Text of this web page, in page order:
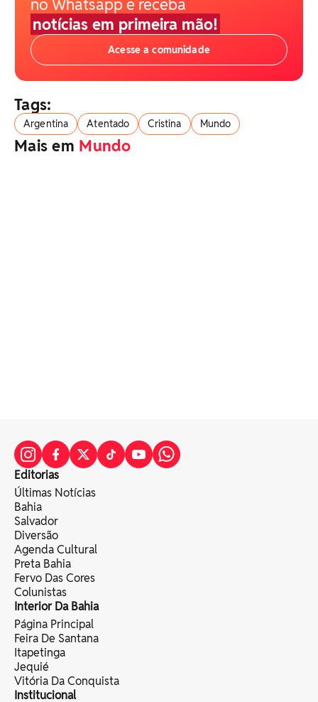
no Whatsapp e receba
notícias em primeira mão!
Acesse a comunidade
Tags:
Argentina Atentado Cristina Mundo
Mais em Mundo
Editorias
Últimas Notícias
Bahia
Salvador
Diversão
Agenda Cultural
Preta Bahia
Fervo Das Cores
Colunistas
Interior Da Bahia
Página Principal
Feira De Santana
Itapetinga
Jequié
Vitória Da Conquista
Institucional